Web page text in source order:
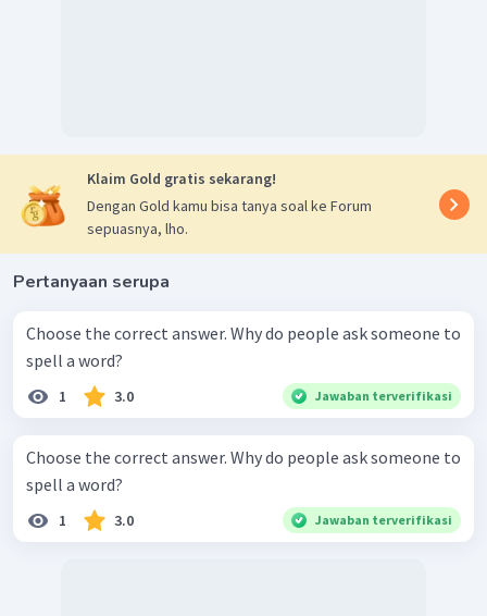
Klaim Gold gratis sekarang!
Dengan Gold kamu bisa tanya soal ke Forum
sepuasnya, lho.
Pertanyaan serupa
Choose the correct answer. Why do people ask someone to
spell a word?
1 3.0 Jawaban terverifikasi
Choose the correct answer. Why do people ask someone to
spell a word?
1 3.0 Jawaban terverifikasi